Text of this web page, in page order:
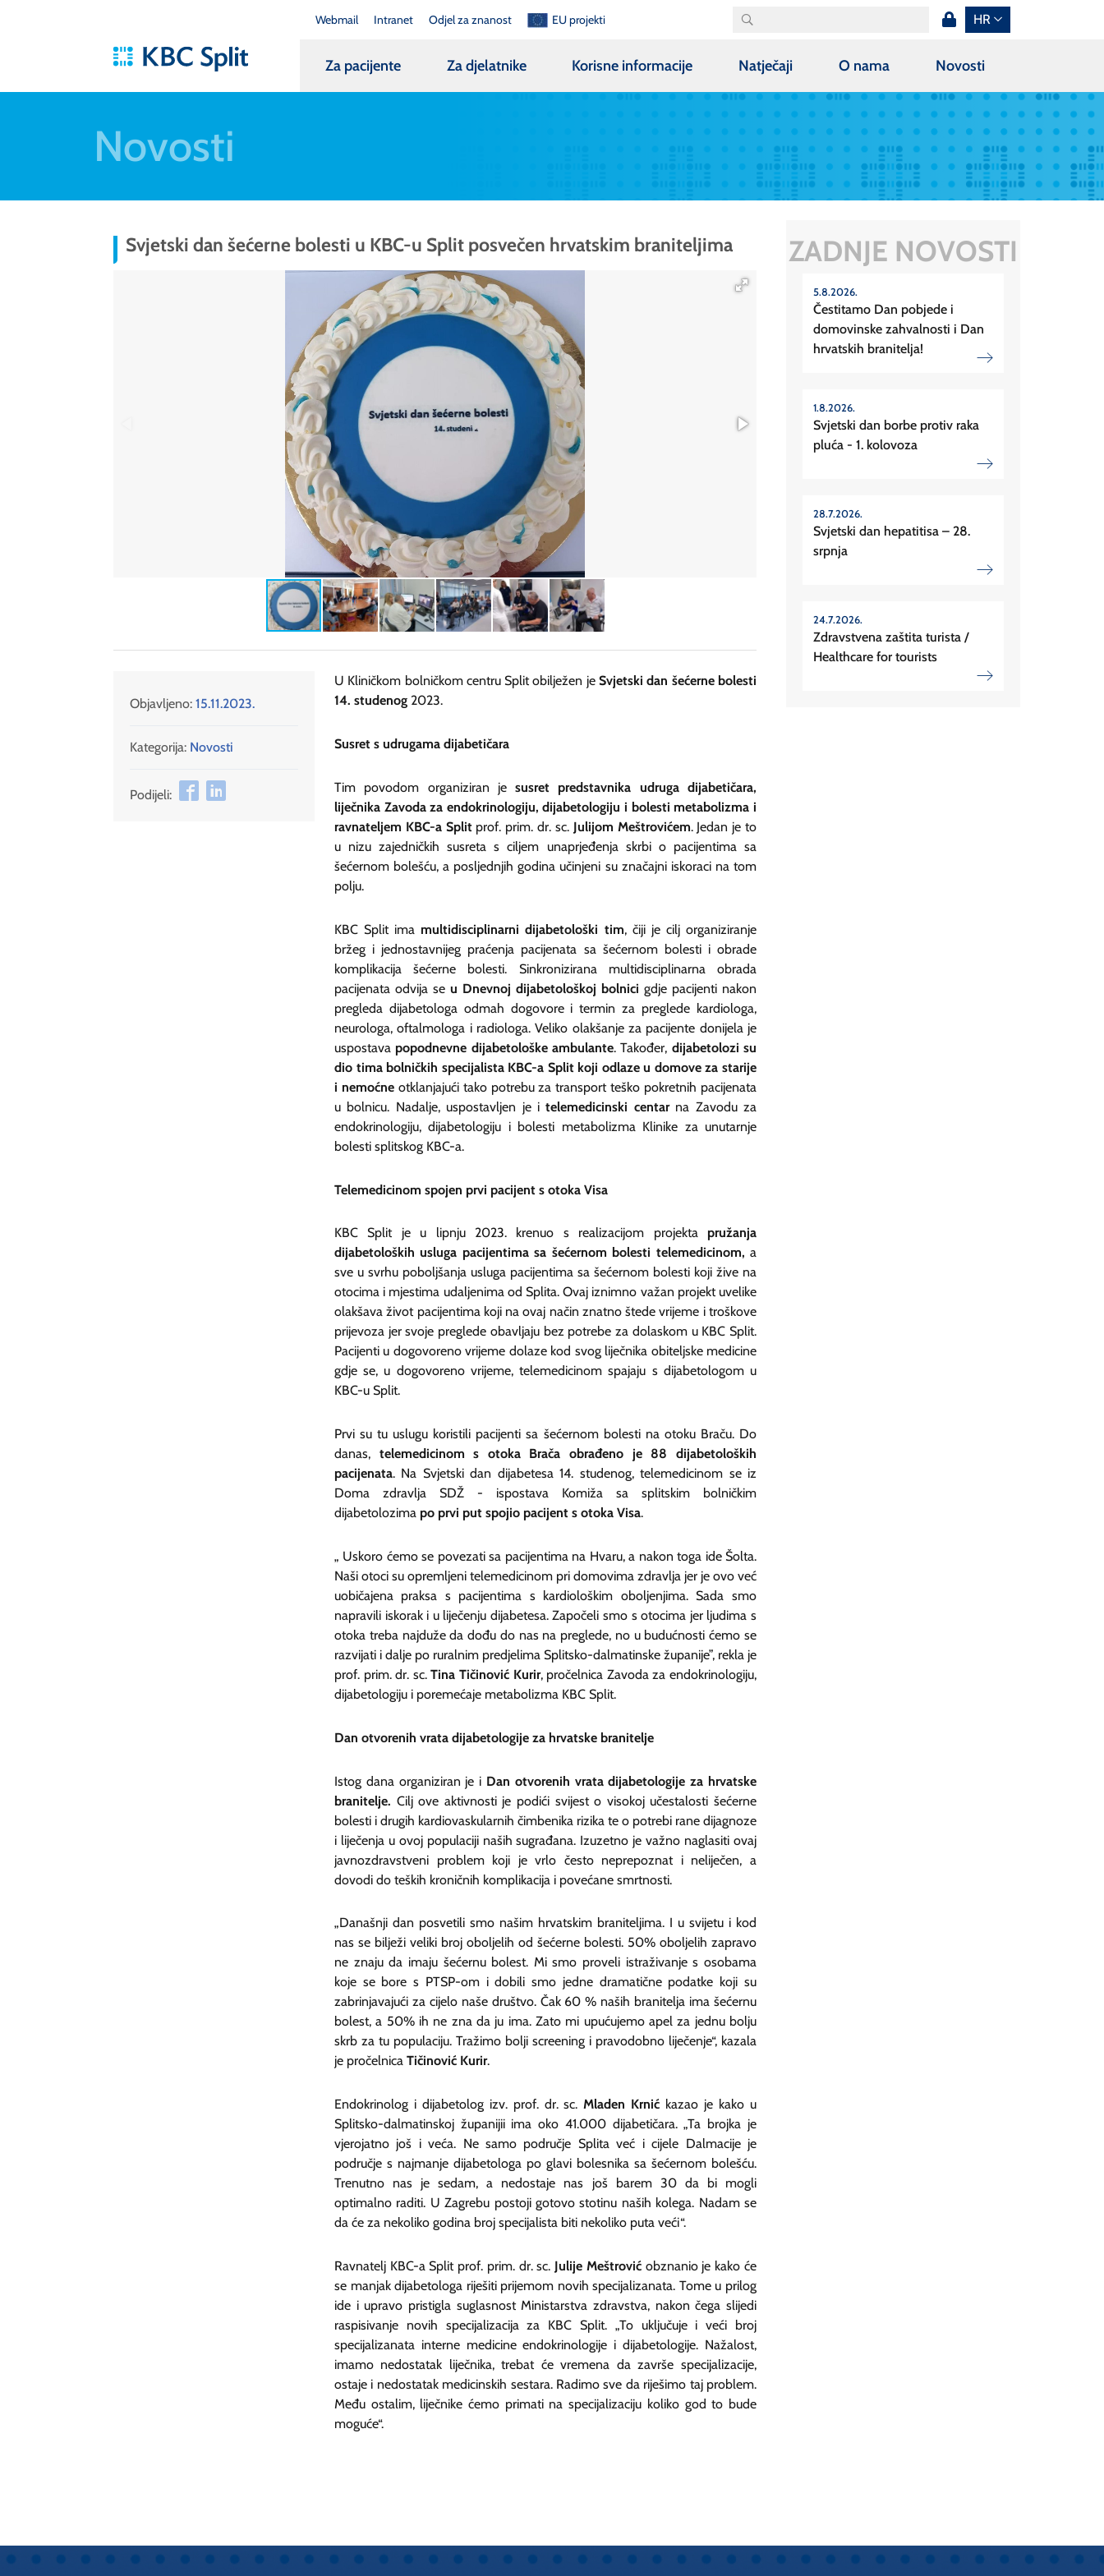
Webmail Intranet Odjel za znanost EU projekti HR
Za pacijente Za djelatnike Korisne informacije Natječaji O nama Novosti
Novosti
Svjetski dan šećerne bolesti u KBC-u Split posvečen hrvatskim braniteljima
Objavljeno: 15.11.2023.
Kategorija: Novosti
Podijeli:
U Kliničkom bolničkom centru Split obilježen jeSvjetski dan šećerne bolesti
14. studenog2023.
Susret s udrugama dijabetičara
Tim povodom organiziran jesusret predstavnika udruga dijabetičara,
liječnika Zavoda za endokrinologiju, dijabetologiju i bolesti metabolizma i
ravnateljem KBC-a Split prof. prim. dr. sc.Julijom Meštrovićem. Jedan je to
u nizu zajedničkih susreta s ciljem unaprjeđenja skrbi o pacijentima sa
šećernom bolešću, a posljednjih godina učinjeni su značajni iskoraci na tom
polju.
KBC Split ima multidisciplinarni dijabetološki tim, čiji je cilj organiziranje
bržeg i jednostavnijeg praćenja pacijenata sa šećernom bolesti i obrade
komplikacija šećerne bolesti. Sinkronizirana multidisciplinarna obrada
pacijenata odvija se u Dnevnoj dijabetološkoj bolnici gdje pacijenti nakon
pregleda dijabetologa odmah dogovore i termin za preglede kardiologa,
neurologa, oftalmologa i radiologa. Veliko olakšanje za pacijente donijela je
uspostava popodnevne dijabetološke ambulante. Također, dijabetolozi su
dio tima bolničkih specijalista KBC-a Split koji odlaze u domove za starije
i nemoćneotklanjajući tako potrebu za transport teško pokretnih pacijenata
u bolnicu. Nadalje, uspostavljen je itelemedicinski centarna Zavodu za
endokrinologiju, dijabetologiju i bolesti metabolizma Klinike za unutarnje
bolesti splitskog KBC-a.
Telemedicinom spojen prvi pacijent s otoka Visa
KBC Split je u lipnju 2023. krenuo s realizacijom projekta pružanja
dijabetoloških usluga pacijentima sa šećernom bolesti telemedicinom, a
sve u svrhu poboljšanja usluga pacijentima sa šećernom bolesti koji žive na
otocima i mjestima udaljenima od Splita. Ovaj iznimno važan projekt uvelike
olakšava život pacijentima koji na ovaj način znatno štede vrijeme i troškove
prijevoza jer svoje preglede obavljaju bez potrebe za dolaskom u KBC Split.
Pacijenti u dogovoreno vrijeme dolaze kod svog liječnika obiteljske medicine
gdje se, u dogovoreno vrijeme, telemedicinom spajaju s dijabetologom u
KBC-u Split.
Prvi su tu uslugu koristili pacijenti sa šećernom bolesti na otoku Braču. Do
danas, telemedicinom s otoka Brača obrađeno je 88 dijabetoloških
pacijenata. Na Svjetski dan dijabetesa 14. studenog, telemedicinom se iz
Doma zdravlja SDŽ - ispostava Komiža sa splitskim bolničkim
dijabetolozima po prvi put spojio pacijent s otoka Visa.
„ Uskoro ćemo se povezati sa pacijentima na Hvaru, a nakon toga ide Šolta.
Naši otoci su opremljeni telemedicinom pri domovima zdravlja jer je ovo već
uobičajena praksa s pacijentima s kardiološkim oboljenjima. Sada smo
napravili iskorak i u liječenju dijabetesa. Započeli smo s otocima jer ljudima s
otoka treba najduže da dođu do nas na preglede, no u budućnosti ćemo se
razvijati i dalje po ruralnim predjelima Splitsko-dalmatinske županije”, rekla je
prof. prim. dr. sc.Tina Tičinović Kurir, pročelnica Zavoda za endokrinologiju,
dijabetologiju i poremećaje metabolizma KBC Split.
Dan otvorenih vrata dijabetologije za hrvatske branitelje
Istog dana organiziran je i Dan otvorenih vrata dijabetologije za hrvatske
branitelje. Cilj ove aktivnosti je podići svijest o visokoj učestalosti šećerne
bolesti i drugih kardiovaskularnih čimbenika rizika te o potrebi rane dijagnoze
i liječenja u ovoj populaciji naših sugrađana. Izuzetno je važno naglasiti ovaj
javnozdravstveni problem koji je vrlo često neprepoznat i neliječen, a
dovodi do teških kroničnih komplikacija i povećane smrtnosti.
„Današnji dan posvetili smo našim hrvatskim braniteljima. I u svijetu i kod
nas se bilježi veliki broj oboljelih od šećerne bolesti. 50% oboljelih zapravo
ne znaju da imaju šećernu bolest. Mi smo proveli istraživanje s osobama
koje se bore s PTSP-om i dobili smo jedne dramatične podatke koji su
zabrinjavajući za cijelo naše društvo. Čak 60 % naših branitelja ima šećernu
bolest, a 50% ih ne zna da ju ima. Zato mi upućujemo apel za jednu bolju
skrb za tu populaciju. Tražimo bolji screening i pravodobno liječenje“, kazala
je pročelnica Tičinović Kurir.
Endokrinolog i dijabetolog izv. prof. dr. sc.Mladen Krnić kazao je kako u
Splitsko-dalmatinskoj županijii ima oko 41.000 dijabetičara. „Ta brojka je
vjerojatno još i veća. Ne samo područje Splita već i cijele Dalmacije je
područje s najmanje dijabetologa po glavi bolesnika sa šećernom bolešću.
Trenutno nas je sedam, a nedostaje nas još barem 30 da bi mogli
optimalno raditi. U Zagrebu postoji gotovo stotinu naših kolega. Nadam se
da će za nekoliko godina broj specijalista biti nekoliko puta veći“.
Ravnatelj KBC-a Split prof. prim. dr. sc. Julije Meštrovićobznanio je kako će
se manjak dijabetologa riješiti prijemom novih specijalizanata. Tome u prilog
ide i upravo pristigla suglasnost Ministarstva zdravstva, nakon čega slijedi
raspisivanje novih specijalizacija za KBC Split. „To uključuje i veći broj
specijalizanata interne medicine endokrinologije i dijabetologije. Nažalost,
imamo nedostatak liječnika, trebat će vremena da završe specijalizacije,
ostaje i nedostatak medicinskih sestara. Radimo sve da riješimo taj problem.
Među ostalim, liječnike ćemo primati na specijalizaciju koliko god to bude
moguće“.
ZADNJE NOVOSTI
5.8.2026.
Čestitamo Dan pobjede i
domovinske zahvalnosti i Dan
hrvatskih branitelja!
1.8.2026.
Svjetski dan borbe protiv raka
pluća - 1. kolovoza
28.7.2026.
Svjetski dan hepatitisa – 28.
srpnja
24.7.2026.
Zdravstvena zaštita turista /
Healthcare for tourists